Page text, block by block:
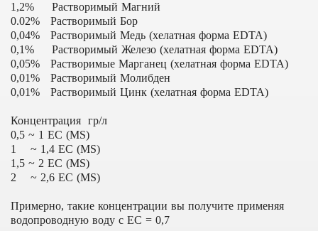
1,2% Растворимый Магний
0.02% Растворимый Бор
0,04% Растворимый Медь (хелатная форма EDTA)
0,1% Растворимый Железо (хелатная форма EDTA)
0,05% Растворимые Марганец (хелатная форма EDTA)
0,01% Растворимый Молибден
0,01% Растворимый Цинк (хелатная форма EDTA)
Концентрация гр/л
0,5 ~ 1 ЕС (MS)
1 ~ 1,4 ЕС (MS)
1,5 ~ 2 ЕС (MS)
2 ~ 2,6 ЕС (MS)
Примерно, такие концентрации вы получите применяя
водопроводную воду с EC = 0,7